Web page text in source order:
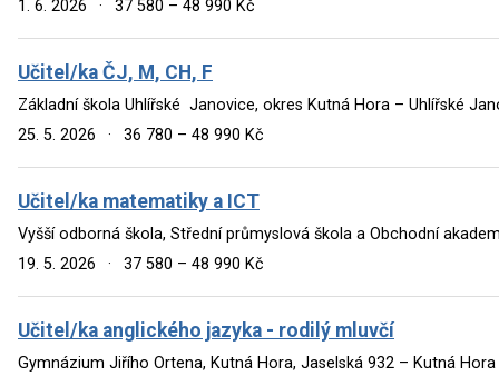
1. 6. 2026
· 37 580 – 48 990 Kč
Učitel/ka ČJ, M, CH, F
Základní škola Uhlířské Janovice, okres Kutná Hora – Uhlířské
25. 5. 2026
· 36 780 – 48 990 Kč
Učitel/ka matematiky a ICT
Vyšší odborná škola, Střední průmyslová škola a Obchodní
19. 5. 2026
· 37 580 – 48 990 Kč
Učitel/ka anglického jazyka - rodilý mluvčí
Gymnázium Jiřího Ortena, Kutná Hora, Jaselská 932 – Kutná Hora